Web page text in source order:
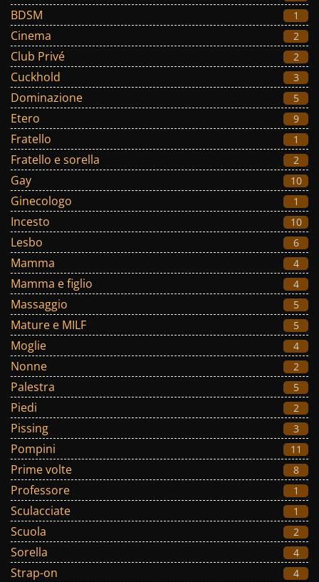
BDSM 1
Cinema 2
Club Privé 2
Cuckhold 3
Dominazione 5
Etero 9
Fratello 1
Fratello e sorella 2
Gay 10
Ginecologo 1
Incesto 10
Lesbo 6
Mamma 4
Mamma e figlio 4
Massaggio 5
Mature e MILF 5
Moglie 4
Nonne 2
Palestra 5
Piedi 2
Pissing 3
Pompini 11
Prime volte 8
Professore 1
Sculacciate 1
Scuola 2
Sorella 4
Strap-on 4